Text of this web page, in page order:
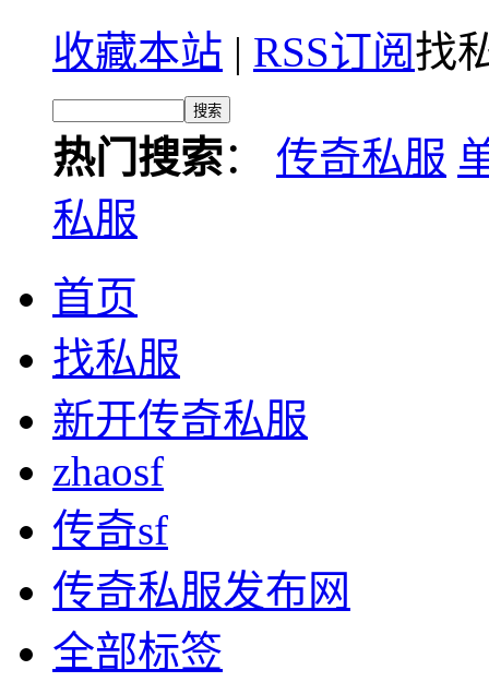
收藏本站 | RSS订阅找
热门搜索： 传奇私服
私服
首页
找私服
新开传奇私服
zhaosf
传奇sf
传奇私服发布网
全部标签